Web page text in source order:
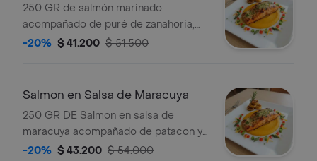
250 GR de salmón marinado
acompañado de puré de zanahoria,
espárragos y plátano maduro.
-20% $ 41.200 $ 51.500
Salmon en Salsa de Maracuya
250 GR DE Salmon en salsa de
maracuya acompañado de patacon y
papa a la francesa.
-20% $ 43.200 $ 54.000